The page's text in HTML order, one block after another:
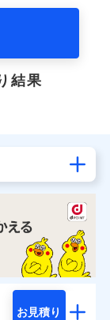
結果
お見積り